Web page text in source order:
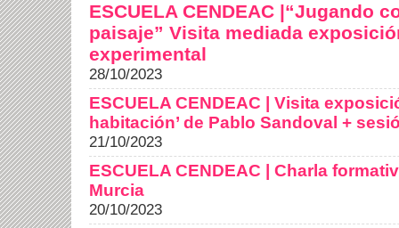
ESCUELA CENDEAC |“Jugando
paisaje” Visita mediada
experimental
28/10/2023
ESCUELA CENDEAC | Visita
habitación’ de Pablo Sandoval +
21/10/2023
ESCUELA CENDEAC | Charla
Murcia
20/10/2023